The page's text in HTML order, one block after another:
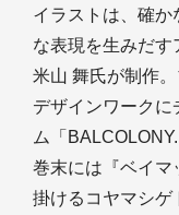
イラストは、確
な表現を生みだ
米山 舞氏が制作
デザインワークに
ム「
巻末には『ベイマ
掛けるコヤマシゲ